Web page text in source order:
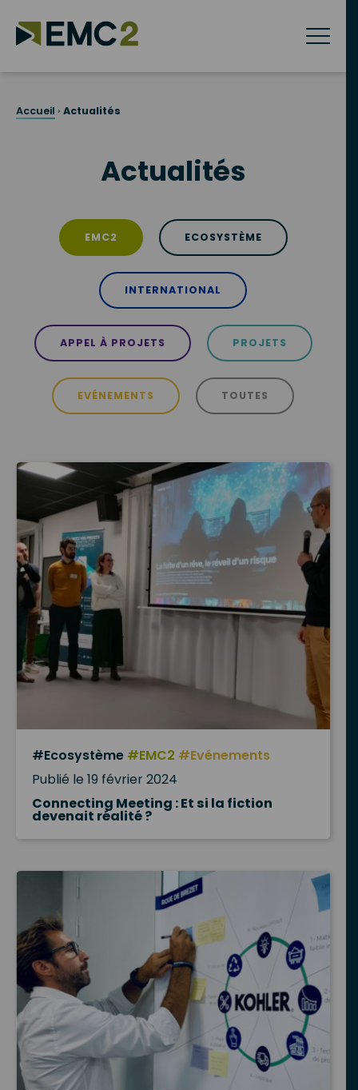
Skip
content
Accueil › Actualités
Actualités
EMC2 ECOSYSTÈME
INTERNATIONAL
APPEL À PROJETS PROJETS
EVÉNEMENTS TOUTES
#Ecosystème #EMC2 #Evénements
Publié le 19 février 2024
Connecting Meeting : Et si la fiction
devenait réalité ?